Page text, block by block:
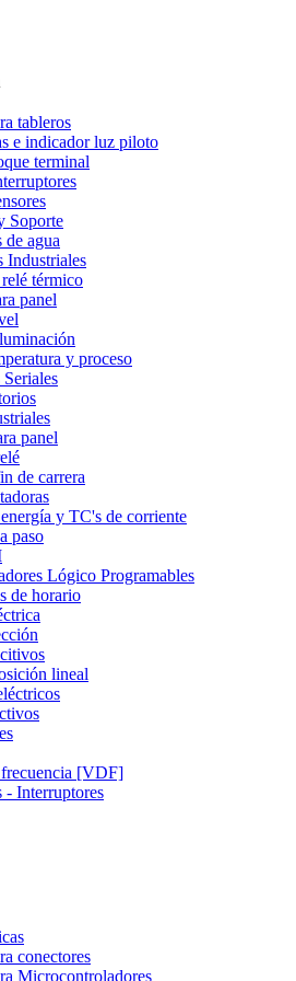
tableros
e indicador luz piloto
terminal
Soporte
de agua
Industriales
térmico
panel
y proceso
panel
de carrera
y TC's de corriente
paso
Lógico Programables
de horario
lineal
frecuencia [VDF]
- Interruptores
conectores
Microcontroladores